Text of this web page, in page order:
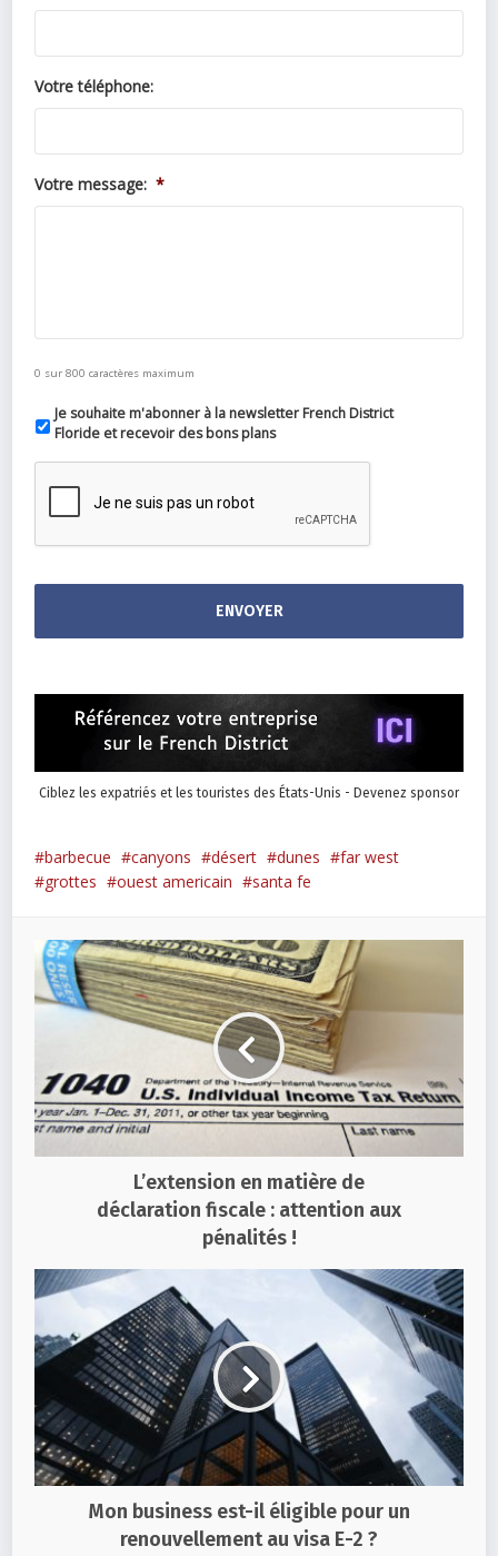
Votre téléphone:
Votre message: *
0 sur 800 caractères maximum
Je souhaite m'abonner à la newsletter French District
Floride et recevoir des bons plans
Ciblez les expatriés et les touristes des États-Unis - Devenez sponsor
barbecue canyons désert dunes
far west
grottes
ouest americain santa fe
L’extension en matière de
déclaration fiscale : attention aux
pénalités !
Mon business est-il éligible pour un
renouvellement au visa E-2 ?